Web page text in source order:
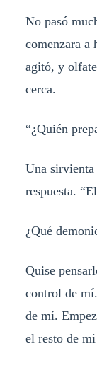
No pasó
comenzara a
agitó, y
cerca.
“¿Quién
Una
respuesta.
¿Qué
Quise
control de
de mí.
el resto de